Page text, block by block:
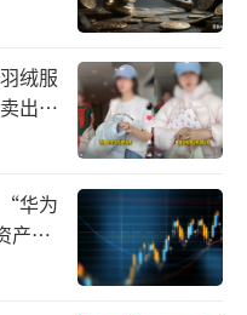
当地的特色产品也
集团相关负责人对
马铃薯粉已经进入
姆的合作，这有助
绒服
出超
“华为
产考